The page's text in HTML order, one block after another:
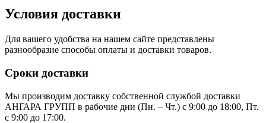
Условия доставки
Для вашего удобства на нашем сайте представлены
разнообразие способы оплаты и доставки товаров.
Сроки доставки
Мы производим доставку собственной службой доставки
АНГАРА ГРУПП в рабочие дни (Пн. – Чт.) с 9:00 до 18:00, Пт.
с 9:00 до 17:00.